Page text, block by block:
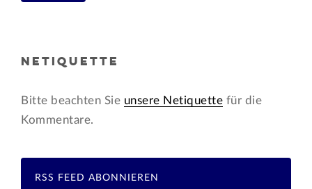
NETIQUETTE
Bitte beachten Sie unsere Netiquette für die
Kommentare.
RSS FEED ABONNIEREN